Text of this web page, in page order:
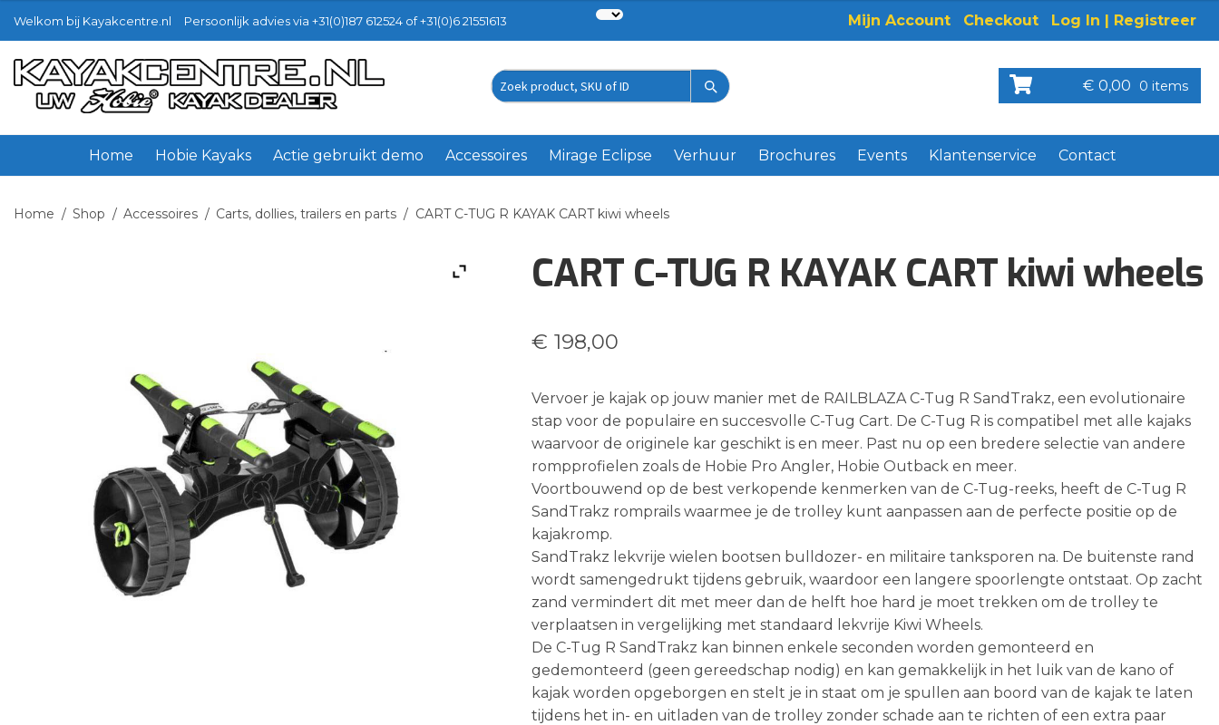
Welkom bij Kayakcentre.nl Persoonlijk advies via +31(0)187 612524 of +31(0)6 21551613 Mijn Account Checkout Log In | Registreer
Ga
door
naar
navigatie
Ga
naar
inhoud
Zoek
€ 0,00 0 items
Home Hobie Kayaks Actie gebruikt demo Accessoires Mirage Eclipse Verhuur Brochures Events Klantenservice Contact
Home / Shop / Accessoires / Carts, dollies, trailers en parts / CART C-TUG R KAYAK CART kiwi wheels
CART C-TUG R KAYAK CART kiwi wheels
€ 198,00
Vervoer je kajak op jouw manier met de RAILBLAZA C-Tug R SandTrakz, een evolutionaire
stap voor de populaire en succesvolle C-Tug Cart. De C-Tug R is compatibel met alle kajaks
waarvoor de originele kar geschikt is en meer. Past nu op een bredere selectie van andere
rompprofielen zoals de Hobie Pro Angler, Hobie Outback en meer.
Voortbouwend op de best verkopende kenmerken van de C-Tug-reeks, heeft de C-Tug R
SandTrakz romprails waarmee je de trolley kunt aanpassen aan de perfecte positie op de
kajakromp.
SandTrakz lekvrije wielen bootsen bulldozer- en militaire tanksporen na. De buitenste rand
wordt samengedrukt tijdens gebruik, waardoor een langere spoorlengte ontstaat. Op zacht
zand vermindert dit met meer dan de helft hoe hard je moet trekken om de trolley te
verplaatsen in vergelijking met standaard lekvrije Kiwi Wheels.
De C-Tug R SandTrakz kan binnen enkele seconden worden gemonteerd en
gedemonteerd (geen gereedschap nodig) en kan gemakkelijk in het luik van de kano of
kajak worden opgeborgen en stelt je in staat om je spullen aan boord van de kajak te laten
tijdens het in- en uitladen van de trolley zonder schade aan te richten of een extra paar